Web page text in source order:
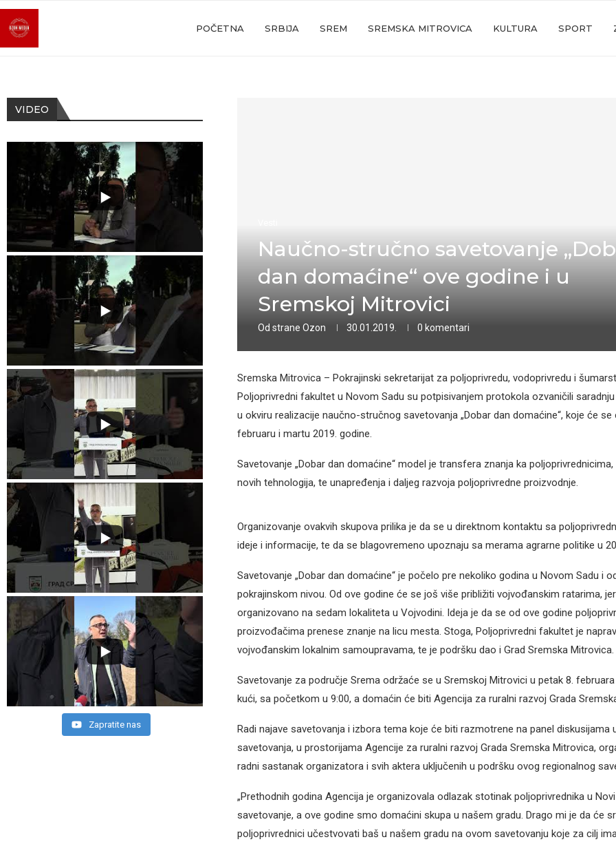
POČETNA SRBIJA SREM SREMSKA MITROVICA KULTURA SPORT
Naučno-stručno savetovanje
dan domaćine“ ove godine i u
Sremskoj Mitrovici
Od strane Ozon 30.01.2019. 0 komentari
Sremska Mitrovica – Pokrajinski sekretarijat za poljoprivredu, vodoprivredu i
Poljoprivredni fakultet u Novom Sadu su potpisivanjem protokola ozvaničili
u okviru realizacije naučno-stručnog savetovanja „Dobar dan domaćine“, koje će se
februaru i martu 2019. godine.
Savetovanje „Dobar dan domaćine“ model je transfera znanja ka
novih tehnologija, te unapređenja i daljeg razvoja poljoprivredne proizvodnje.
Organizovanje ovakvih skupova prilika je da se u direktnom kontaktu sa
ideje i informacije, te da se blagovremeno upoznaju sa merama agrarne politike u
Savetovanje „Dobar dan domaćine“ je počelo pre nekoliko godina u Novom Sadu i
pokrajinskom nivou. Od ove godine će se još više približiti vojvođanskim ratarima,
organizovano na sedam lokaliteta u Vojvodini. Ideja je da se od ove godine
proizvođačima prenese znanje na licu mesta. Stoga, Poljoprivredni fakultet je
vojvođanskim lokalnim samoupravama, te je podršku dao i Grad Sremska Mitrovica.
Savetovanje za područje Srema održaće se u Sremskoj Mitrovici u petak 8.
kući, sa početkom u 9:00, a domaćin će biti Agencija za ruralni razvoj Grada
Radi najave savetovanja i izbora tema koje će biti razmotrene na panel diskusijama
savetovanja, u prostorijama Agencije za ruralni razvoj Grada Sremska Mitrovica,
radni sastanak organizatora i svih aktera uključenih u podršku ovog regionalnog
„Prethodnih godina Agencija je organizovala odlazak stotinak poljoprivrednika u
savetovanje, a ove godine smo domaćini skupa u našem gradu. Drago mi je da će
poljoprivrednici učestvovati baš u našem gradu na ovom savetovanju koje za cilj
VIDEO
Zapratite nas